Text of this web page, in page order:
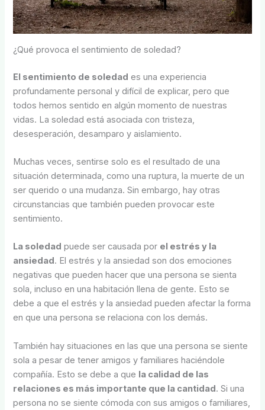
¿Qué provoca el sentimiento de soledad?
El sentimiento de soledad es una experiencia
profundamente personal y difícil de explicar, pero que
todos hemos sentido en algún momento de nuestras
vidas. La soledad está asociada con tristeza,
desesperación, desamparo y aislamiento.
Muchas veces, sentirse solo es el resultado de una
situación determinada, como una ruptura, la muerte de un
ser querido o una mudanza. Sin embargo, hay otras
circunstancias que también pueden provocar este
sentimiento.
La soledad puede ser causada por el estrés y la
ansiedad . El estrés y la ansiedad son dos emociones
negativas que pueden hacer que una persona se sienta
sola, incluso en una habitación llena de gente. Esto se
debe a que el estrés y la ansiedad pueden afectar la forma
en que una persona se relaciona con los demás.
También hay situaciones en las que una persona se siente
sola a pesar de tener amigos y familiares haciéndole
compañía. Esto se debe a que la calidad de las
relaciones es más importante que la cantidad. Si una
persona no se siente cómoda con sus amigos o familiares,